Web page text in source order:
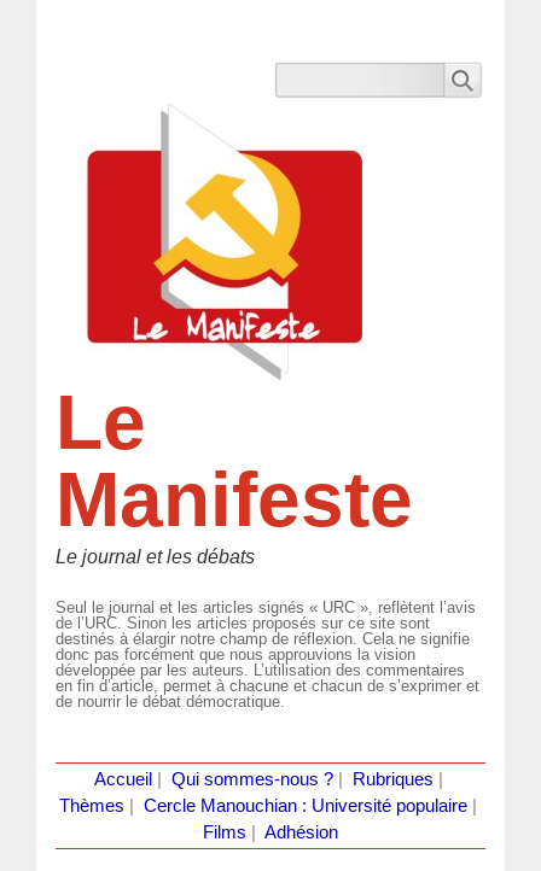
Le
Manifeste
Le journal et les débats
Seul le journal et les articles signés « URC », reflètent l’avis
de l’URC. Sinon les articles proposés sur ce site sont
destinés à élargir notre champ de réflexion. Cela ne signifie
donc pas forcément que nous approuvions la vision
développée par les auteurs. L’utilisation des commentaires
en fin d’article, permet à chacune et chacun de s’exprimer et
de nourrir le débat démocratique.
Accueil Qui sommes-nous ?| Rubriques
Thèmes
Cercle Manouchian : Université populaire
Films
Adhésion